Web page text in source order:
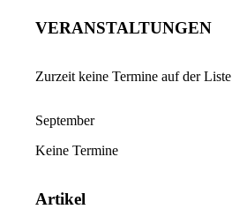
VERANSTALTUNGEN
Zurzeit keine Termine auf der Liste
September
Keine Termine
Artikel